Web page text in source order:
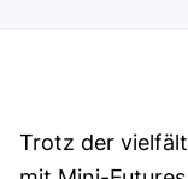
Trotz der